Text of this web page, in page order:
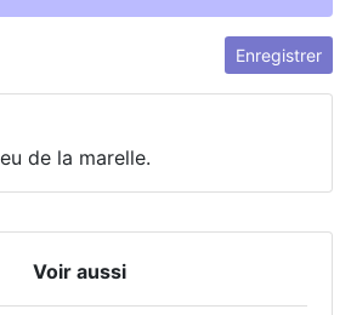
Enregistrer
de la marelle.
Voir aussi